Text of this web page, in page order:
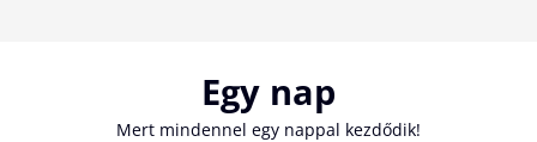
Egy nap
Mert mindennel egy nappal kezdődik!